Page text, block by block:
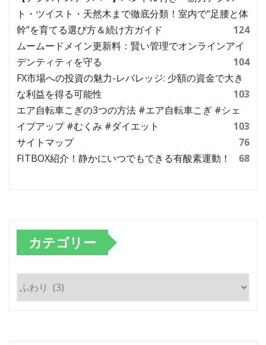
ト・ツイスト・天然木まで徹底分類！室内で“足腰と体
幹”を育てる選び方＆続け方ガイド
124
ムームードメイン更新料：賢い管理でオンラインアイ
デンティティを守る
104
FX市場への投資の魅力-レバレッジ: 少額の資金で大き
な利益を得る可能性
103
エア自転車こぎの3つの方法 #エア自転車こぎ #シェ
イプアップ #むくみ #ダイエット
103
サイトマップ
76
FITBOX紹介！静かにいつでもできる有酸素運動！
68
カテゴリー
テ